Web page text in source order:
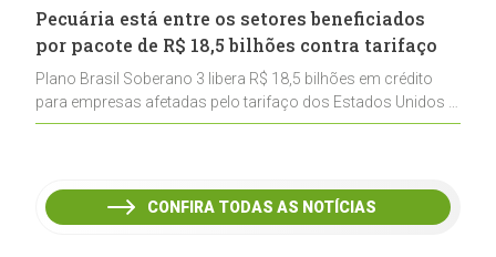
Pecuária está entre os setores beneficiados
por pacote de R$ 18,5 bilhões contra tarifaço
Plano Brasil Soberano 3 libera R$ 18,5 bilhões em crédito
para empresas afetadas pelo tarifaço dos Estados Unidos e
inclui a pecuária entre os setores estratégicos
CONFIRA TODAS AS NOTÍCIAS